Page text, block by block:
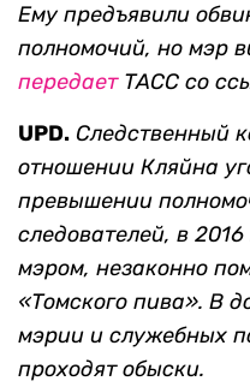
Ему предъявили
полномочий, но мэр
передаетТАСС со
UPD. Следственный
отношении Кляйна
превышении
следователей, в
мэром, незаконно
«Томского пива». В
мэрии и служебных
проходят обыски.